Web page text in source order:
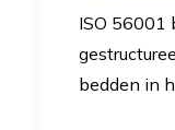
ISO 56001
bedden in